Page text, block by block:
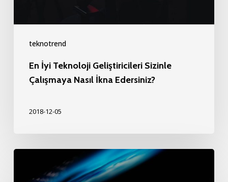
teknotrend
Edersiniz?
En İyi Teknoloji Geliştiricileri Sizinle
Çalışmaya Nasıl İkna Edersiniz?
2018-12-05
Dünyasının